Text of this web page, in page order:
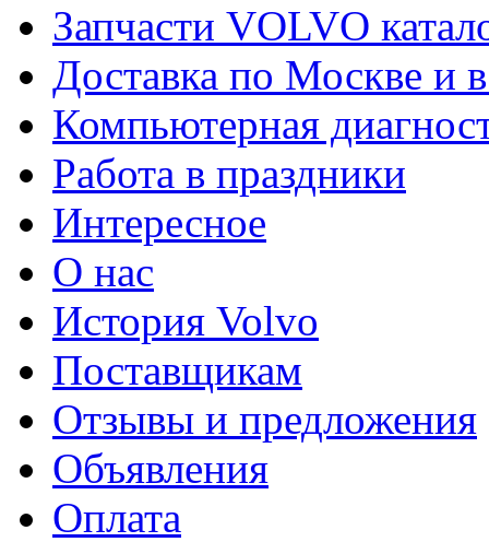
Запчасти VOLVO
Доставка по Москве и
Компьютерная
Работа в праздники
Интересное
О нас
История Volvo
Поставщикам
Отзывы и предложения
Объявления
Оплата